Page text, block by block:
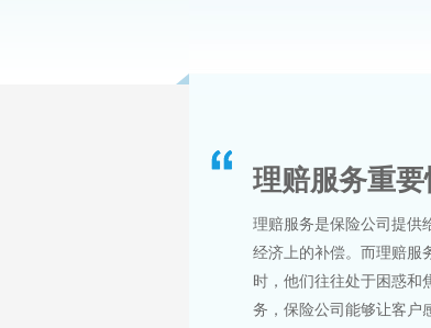
理赔服务重要
理赔服务是保险公司提供
经济上的补偿。而理赔服
时，他们往往处于困惑和
务，保险公司能够让客户